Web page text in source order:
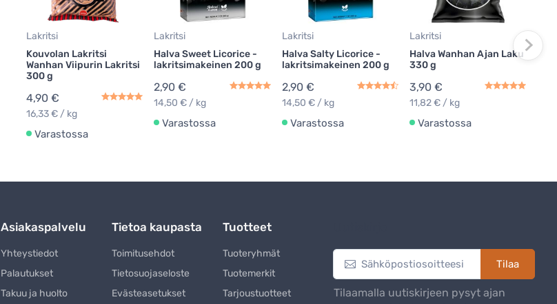
Lakritsi
Kouvolan Lakritsi
Wanhan Viipurin Lakritsi
300 g
4,90 €
16,33 € / kg
Varastossa
Lakritsi
Halva Sweet Licorice -
lakritsimakeinen 200 g
2,90 €
14,50 € / kg
Varastossa
Lakritsi
Halva Salty Licorice -
lakritsimakeinen 200 g
2,90 €
14,50 € / kg
Varastossa
Lakritsi
Halva Wanhan Ajan Laku
330 g
3,90 €
11,82 € / kg
Varastossa
Asiakaspalvelu
Yhteystiedot
Palautukset
Takuu ja huolto
Tietoa kaupasta
Toimitusehdot
Tietosuojaseloste
Evästeasetukset
Tuotteet
Tuoteryhmät
Tuotemerkit
Tarjoustuotteet
Tilaa
Tilaamalla uutiskirjeen pysyt ajan